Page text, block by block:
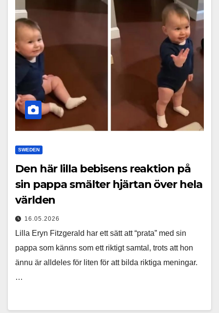
SWEDEN
Den här lilla bebisens reaktion på
sin pappa smälter hjärtan över hela
världen
16.05.2026
Lilla Eryn Fitzgerald har ett sätt att “prata” med sin
pappa som känns som ett riktigt samtal, trots att hon
ännu är alldeles för liten för att bilda riktiga meningar.
…